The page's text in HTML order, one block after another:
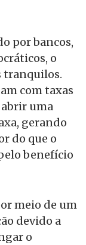
por bancos,
o
tranquilos.
com taxas
abrir uma
gerando
do que o
benefício
meio de um
devido a
o